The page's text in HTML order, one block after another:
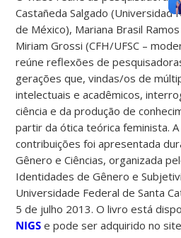
Castañeda Salgado (Universidad
de México), Mariana Brasil Ramos
Miriam Grossi (CFH/UFSC –
reúne reflexões de
gerações que, vindas/os de
intelectuais e acadêmicos,
ciência e da produção de
partir da ótica teórica feminista.
contribuições foi apresentada
Gênero e Ciências, organizada
Identidades de Gênero e
Universidade Federal de Santa
5 de julho 2013. O livro está
NIGS e pode ser adquirido no